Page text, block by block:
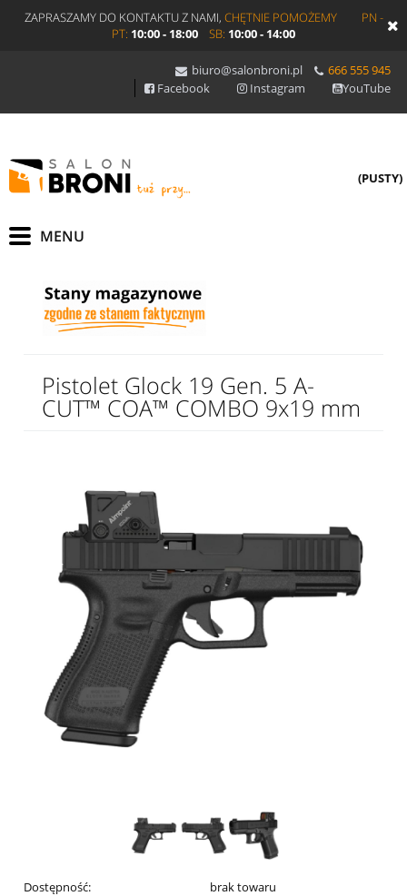
ZAPRASZAMY DO KONTAKTU Z NAMI, CHĘTNIE POMOŻEMY
PN -
PT: 10:00 - 18:00 SB: 10:00 - 14:00
biuro@salonbroni.pl
666 555 945
Facebook
Instagram YouTube
(PUSTY)
Pistolet Glock 19 Gen. 5 A-
CUT™ COA™ COMBO 9x19 mm
Dostępność: brak towaru